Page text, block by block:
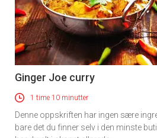
Ginger Joe curry
1 time 10 minutter
Denne oppskriften har ingen sære
bare det du finner selv i den minste